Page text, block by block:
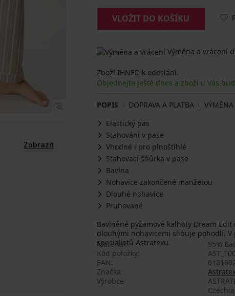
Zobrazit
VLOŽIT DO KOŠÍKU
Výměna a vrácení
Zboží IHNED k odeslání.
Objednejte ještě dnes a zboží u Vás
POPIS DOPRAVA A PLATBA VÝMĚNA
Elastický pas
Stahování v pase
Vhodné i pro plnoštíhlé
Stahovací šňůrka v pase
Bavlna
Nohavice zakončené manžetou
Dlouhé nohavice
Pruhované
Bavlněné pyžamové kalhoty Dream
dlouhými nohavicemi slibuje pohodlí.
specialistů Astratexu.
Materiál
95%
Kód položky
EAN
Značka
Výrobce